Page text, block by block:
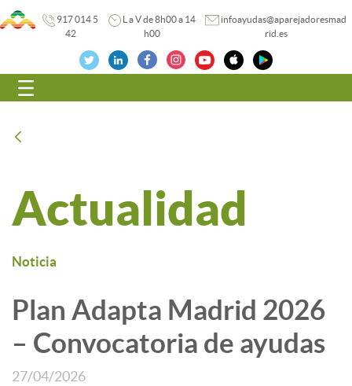
917 014 5
42
L a V de 8h00 a 14
h00
infoayudas@aparejadoresmad
rid.es
Navegación
Actualidad
Noticia
Plan Adapta Madrid 2026
– Convocatoria de ayudas
27/04/2026